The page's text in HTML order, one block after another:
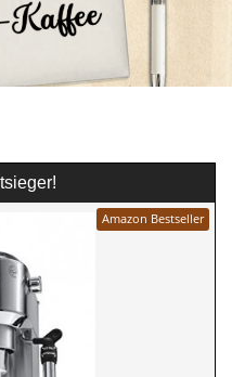
Amazon Bestseller